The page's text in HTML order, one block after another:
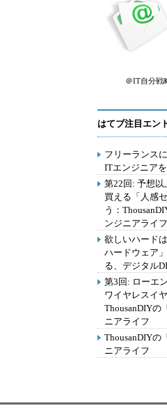
＠IT自分戦
はてブ注目エン
フリーランス
ITエンジニア
第22回: 予想
買える「人感
う：
ンジニアライフ
欲しいハード
ハードウェア
る、デジタル
第3回: ローエ
ワイヤレスイ
ThousanDIYの
ニアライフ
ThousanDIYの
ニアライフ